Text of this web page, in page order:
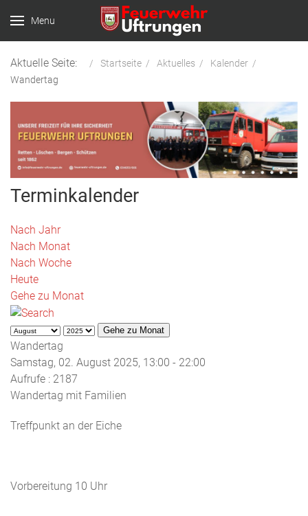
Menu
Aktuelle Seite: Startseite Aktuelles
Kalender
Wandertag
Terminkalender
Nach Jahr
Nach Monat
Nach Woche
Heute
Gehe zu Monat
Gehe zu Monat
Wandertag
Samstag, 02. August 2025, 13:00 - 22:00
Aufrufe : 2187
Wandertag mit Familien
Treffpunkt an der Eiche
Vorbereitung 10 Uhr